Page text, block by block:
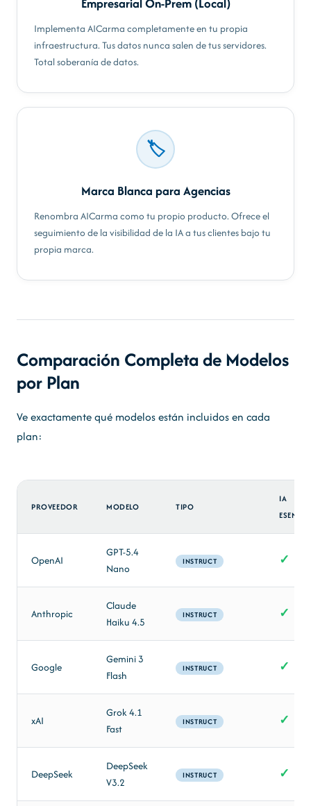
Implementa AICarma completamente en tu propia
infraestructura. Tus datos nunca salen de tus servidores.
Total soberanía de datos.
🏷️
Marca Blanca para Agencias
Renombra AICarma como tu propio producto. Ofrece el
seguimiento de la visibilidad de la IA a tus clientes bajo tu
propia marca.
Comparación Completa de Modelos
por Plan
Ve exactamente qué modelos están incluidos en cada
plan:
PROVEEDOR MODELO TIPO
IA
OpenAI
GPT-5.4
Nano
INSTRUCT ✓
Anthropic
Claude
Haiku 4.5
INSTRUCT ✓
Google
Gemini 3
Flash
INSTRUCT ✓
xAI
Grok 4.1
Fast
INSTRUCT ✓
DeepSeek
DeepSeek
V3.2
INSTRUCT ✓